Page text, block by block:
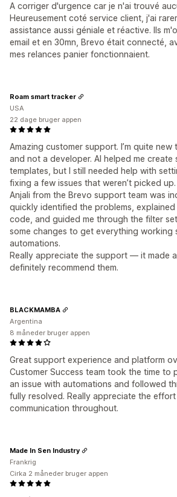
A corriger d'urgence car je n'ai trouvé
Heureusement coté service client, j'ai
assistance aussi géniale et réactive. Ils
email et en 30mn, Brevo était connecté,
mes relances panier fonctionnaient.
Amazing customer support. I’m quite new
and not a developer. AI helped me create
templates, but I still needed help with
fixing a few issues that weren’t picked up.
Anjali from the Brevo support team was
quickly identified the problems,
code, and guided me through the filter
some changes to get everything working
automations.
Really appreciate the support — it made a
definitely recommend them.
Roam smart tracker
USA
22 dage bruger appen
Great support experience and platform
Customer Success team took the time to
an issue with automations and followed
fully resolved. Really appreciate the
communication throughout.
BLACKMAMBA
Argentina
8 måneder bruger appen
Made In Sen Industry
Frankrig
Cirka 2 måneder bruger appen